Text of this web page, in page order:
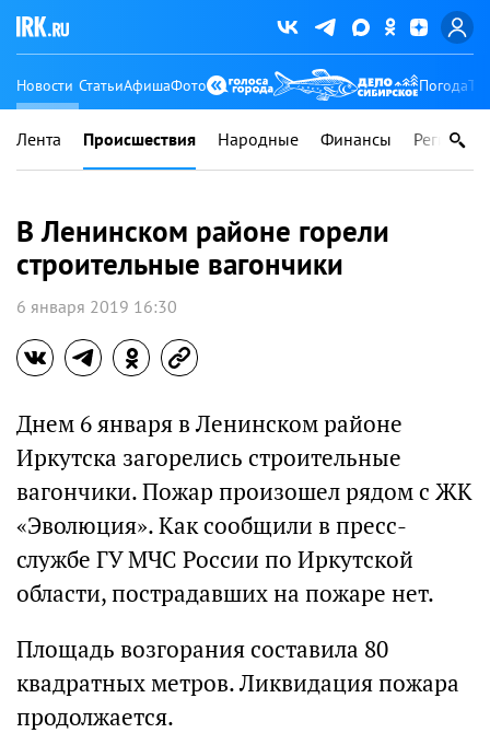
Новости СтатьиАфишаФото Погода
Лента Происшествия Народные Финансы Регионы
В Ленинском районе горели
строительные вагончики
6 января 2019 16:30
Днем 6 января в Ленинском районе
Иркутска загорелись строительные
вагончики. Пожар произошел рядом с ЖК
«Эволюция». Как сообщили в пресс-
службе ГУ МЧС России по Иркутской
области, пострадавших на пожаре нет.
Площадь возгорания составила 80
квадратных метров. Ликвидация пожара
продолжается.